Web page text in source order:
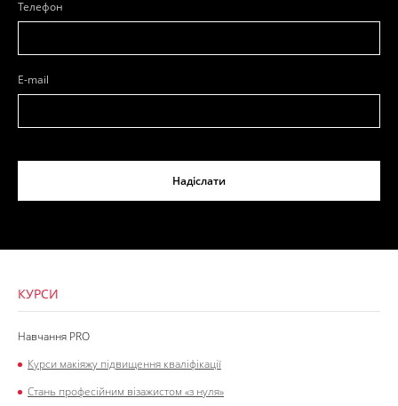
Телефон
E-mail
Надіслати
КУРСИ
Навчання PRO
Курси макіяжу підвищення кваліфікації
Стань професійним візажистом «з нуля»